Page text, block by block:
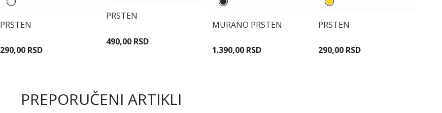
PRSTEN
290,00 RSD
PRSTEN
490,00 RSD
MURANO PRSTEN
1.390,00 RSD
PRSTEN
290,00 RSD
PREPORUČENI ARTIKLI